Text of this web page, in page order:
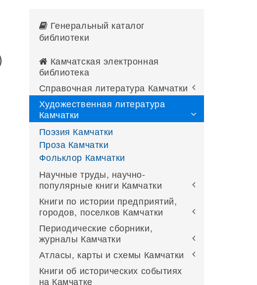
Генеральный каталог
библиотеки
Камчатская электронная
библиотека
Справочная литература Камчатки
Художественная литература
Камчатки
Поэзия Камчатки
Проза Камчатки
Фольклор Камчатки
Научные труды, научно-
популярные книги Камчатки
Книги по истории предприятий,
городов, поселков Камчатки
Периодические сборники,
журналы Камчатки
Атласы, карты и схемы Камчатки
Книги об исторических событиях
на Камчатке